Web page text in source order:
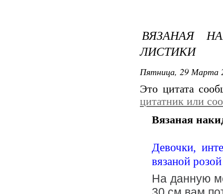
ВЯЗАНАЯ
ЛИСТИКИ
Пятница, 29 Марта
Это цитата
цитатник или
Вязаная
Девочки,
вязаной
На данную